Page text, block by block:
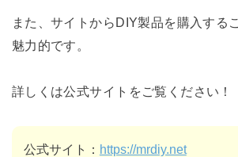
また、サイトからDIY製品を購入する
魅力的です。
詳しくは公式サイトをご覧ください！
公式サイト： https://mrdiy.net